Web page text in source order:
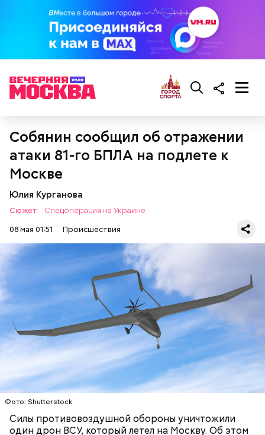
Собянин сообщил об отражении
атаки 81-го БПЛА на подлете к
Москве
Юлия Курганова
Сюжет:
Спецоперация на Украине
08 мая 01:51
Происшествия
Фото: Shutterstock
Силы противовоздушной обороны уничтожили
один дрон ВСУ, который летел на Москву. Об этом